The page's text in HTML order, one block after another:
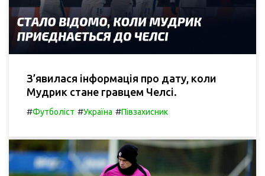
З’явилася інформація про дату, коли
Мудрик стане гравцем Челсі.
#Футболіст #Україна #Півзахисник